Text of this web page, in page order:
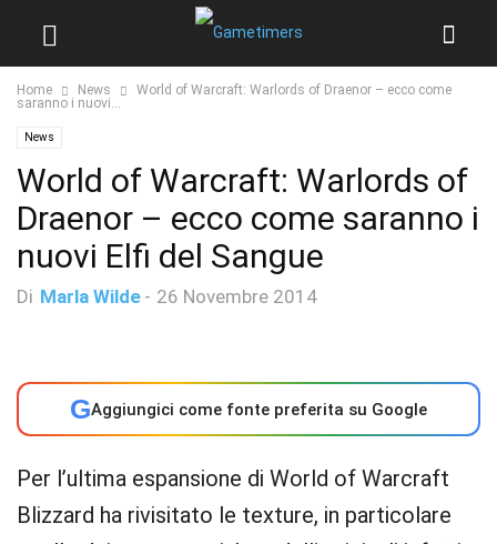
Home News
World of Warcraft: Warlords of Draenor – ecco come
saranno i nuovi...
News
World of Warcraft: Warlords of
Draenor – ecco come saranno i
nuovi Elfi del Sangue
Di Marla Wilde - 26 Novembre 2014
GAggiungici come fonte preferita su Google
Per l’ultima espansione di World of Warcraft
Blizzard ha rivisitato le texture, in particolare